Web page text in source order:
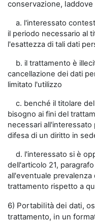
conservazione,
a. l'interessato
il periodo necessario al
l'esattezza di tali dati
b. il trattamento è
cancellazione dei dati
limitato l'utilizzo
c. benché il titolare
bisogno ai fini del
necessari
difesa di un diritto in
d. l'interessato si è
dell'articolo 21,
all'eventuale
trattamento rispetto a
6) Portabilità dei dati,
trattamento, in un